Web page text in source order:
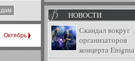
Октябрь
НОВОСТИ
Скандал вокруг
организаторов
концерта Enigma